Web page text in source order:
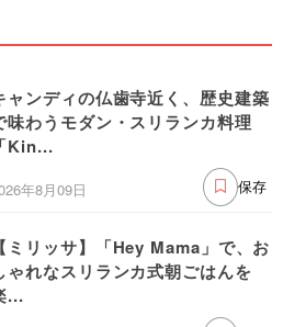
ャンディの仏歯寺近く、歴史建築
味わうモダン・スリランカ料理
「Kin...
年8月09日 保存
【ミリッサ】「Hey Mama」で、お
ゃれなスリランカ式朝ごはんを
...